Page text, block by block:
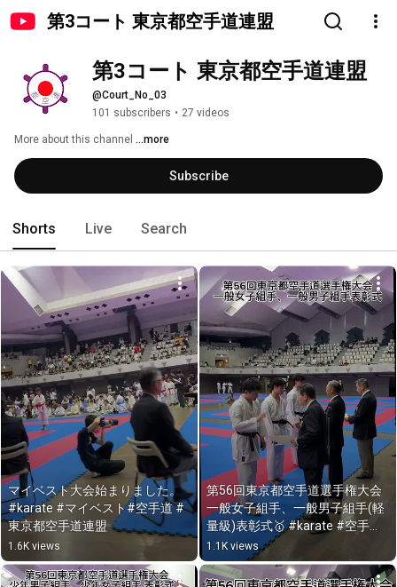
第3コート 東京都空手道連盟
第3コート 東京都空手道連盟
@Court_No_03
101 subscribers • 27 videos
More about this channel ...more
Subscribe
Shorts Live Search
マイベスト大会始まりました。
#karate #マイベスト#空手道 #
東京都空手道連盟
1.6K views
第56回東京都空手道選手権大会
一般女子組手、一般男子組手(軽
量級)表彰式🥇 #karate #空手道
#東京都空手道選手権大会
1.1K views